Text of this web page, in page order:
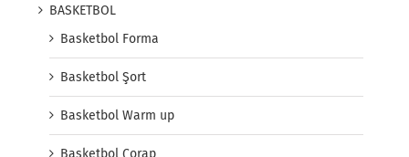
BASKETBOL
Basketbol Forma
Basketbol Şort
Basketbol Warm up